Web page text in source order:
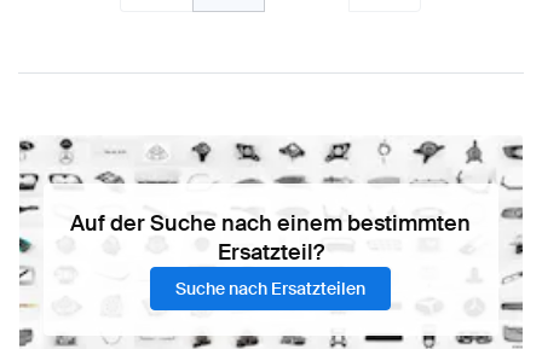
Auf der Suche nach einem bestimmten
Ersatzteil?
Suche nach Ersatzteilen